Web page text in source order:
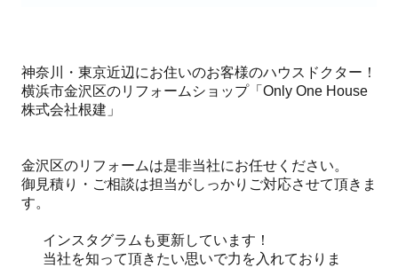
神奈川・東京近辺にお住いのお客様のハウスドクター！
横浜市金沢区のリフォームショップ「Only One House
株式会社根建」
金沢区のリフォームは是非当社にお任せください。
御見積り・ご相談は担当がしっかりご対応させて頂きま
す。
インスタグラムも更新しています！
当社を知って頂きたい思いで力を入れておりま